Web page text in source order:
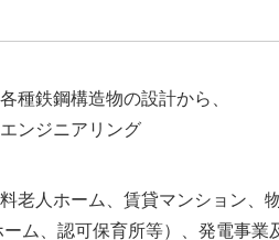
種鉄鋼構造物の設計から、
ンジニアリング
人ホーム、賃貸マンション、物
ム、認可保育所等）、発電事業